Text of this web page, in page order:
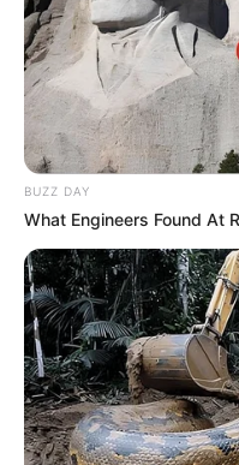
BUZZ DAY
What Engineers Found At